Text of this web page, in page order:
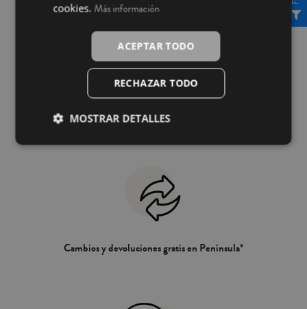
Envío gratis a partir de 49,90€ en Península*
Cambios y devoluciones gratis en Península*
cookies. Más información
ACEPTAR TODO
RECHAZAR TODO
MOSTRAR DETALLES